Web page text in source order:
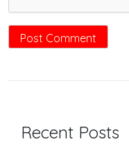
Recent Posts